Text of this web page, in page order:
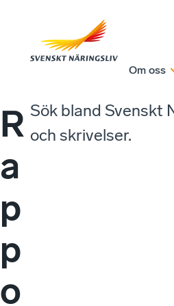
Om oss
R
a
p
p
o
Sök bland Svenskt
och skrivelser.